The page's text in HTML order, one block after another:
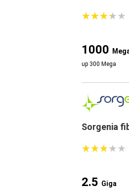
★★★★★
★★★★★
1000
up 300 Mega
Sorgenia
★★★★★
★★★★★
2.5 Giga